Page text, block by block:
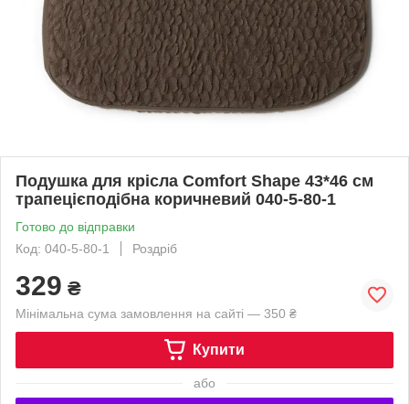
Подушка для крісла Comfort Shape 43*46 см
трапецієподібна коричневий 040-5-80-1
Готово до відправки
Код: 040-5-80-1
Роздріб
329 ₴
Мінімальна сума замовлення на сайті — 350 ₴
Купити
або